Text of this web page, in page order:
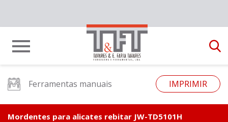
Ferramentas manuais IMPRIMIR
Mordentes para alicates rebitar JW-TD5101H